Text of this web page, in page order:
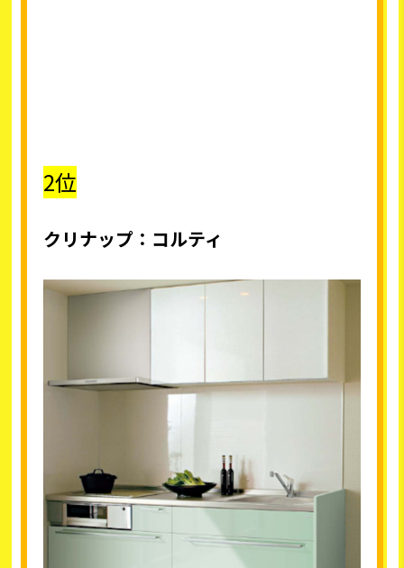
2位
クリナップ：コルティ